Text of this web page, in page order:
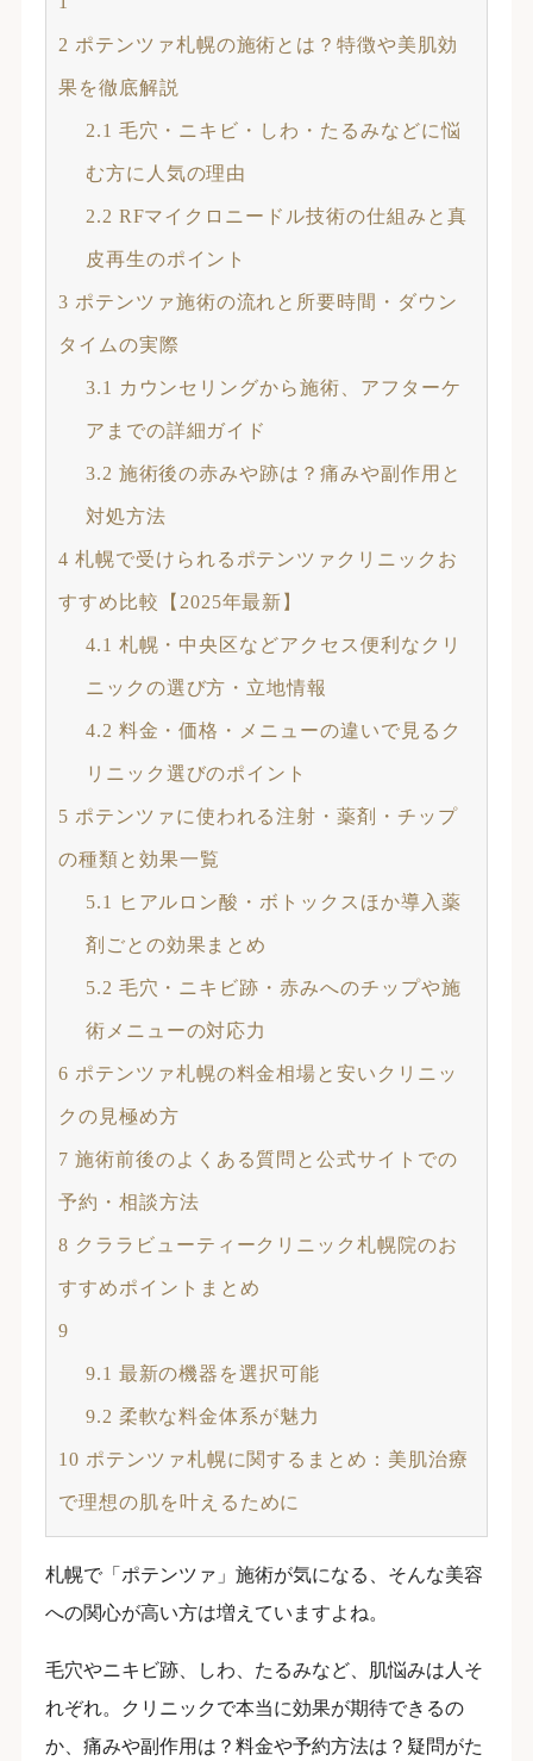
2 ポテンツァ札幌の施術とは？特徴や美肌効
果を徹底解説
2.1 毛穴・ニキビ・しわ・たるみなどに悩
む方に人気の理由
2.2 RFマイクロニードル技術の仕組みと真
皮再生のポイント
3 ポテンツァ施術の流れと所要時間・ダウン
タイムの実際
3.1 カウンセリングから施術、アフターケ
アまでの詳細ガイド
3.2 施術後の赤みや跡は？痛みや副作用と
対処方法
4 札幌で受けられるポテンツァクリニックお
すすめ比較【2025年最新】
4.1 札幌・中央区などアクセス便利なクリ
ニックの選び方・立地情報
4.2 料金・価格・メニューの違いで見るク
リニック選びのポイント
5 ポテンツァに使われる注射・薬剤・チップ
の種類と効果一覧
5.1 ヒアルロン酸・ボトックスほか導入薬
剤ごとの効果まとめ
5.2 毛穴・ニキビ跡・赤みへのチップや施
術メニューの対応力
6 ポテンツァ札幌の料金相場と安いクリニッ
クの見極め方
7 施術前後のよくある質問と公式サイトでの
予約・相談方法
8 クララビューティークリニック札幌院のお
すすめポイントまとめ
9
9.1 最新の機器を選択可能
9.2 柔軟な料金体系が魅力
10 ポテンツァ札幌に関するまとめ：美肌治療
で理想の肌を叶えるために
札幌で「ポテンツァ」施術が気になる、そんな美容
への関心が高い方は増えていますよね。
毛穴やニキビ跡、しわ、たるみなど、肌悩みは人そ
れぞれ。クリニックで本当に効果が期待できるの
か、痛みや副作用は？料金や予約方法は？疑問がた